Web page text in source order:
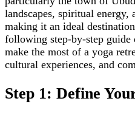
landscapes, spiritual energy,
making it an ideal
following step-by-step guide
make the most of a yoga
cultural experiences, and
Step 1: Define